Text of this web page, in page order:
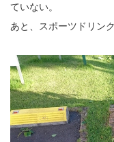
ていない。
あと、スポーツドリン